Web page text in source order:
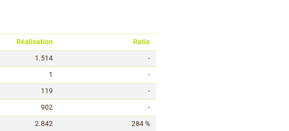
Réalisation
Ratio
1.514
-
1
-
119
-
902
-
2.842 284 %